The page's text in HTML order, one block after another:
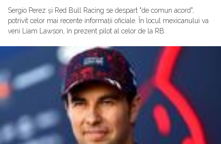
Sergio Perez și Red Bull Racing se despart "de comun acord",
potrivit celor mai recente informații oficiale. În locul mexicanului va
veni Liam Lawson, în prezent pilot al celor de la RB.